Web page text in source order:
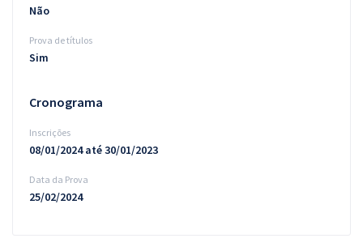
Não
Prova de títulos
Sim
Cronograma
Inscrições
08/01/2024 até 30/01/2023
Data da Prova
25/02/2024